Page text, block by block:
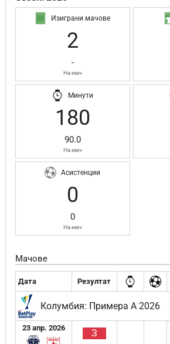
Изиграни мачове
2
-
На мач
Минути
180
90.0
На мач
Асистенции
0
0
На мач
Мачове
Дата Резултат
Колумбия: Примера А 2026
23 апр. 2026 З